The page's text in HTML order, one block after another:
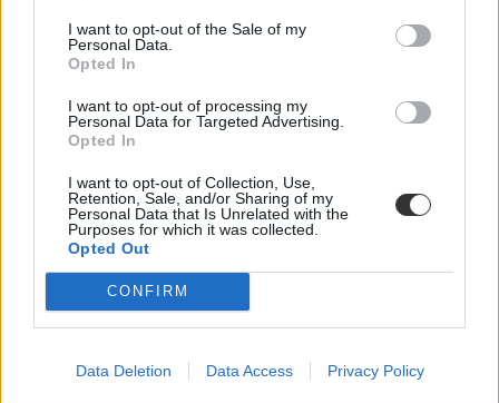
I want to opt-out of the Sale of my
Personal Data.
Opted In
I want to opt-out of processing my
Personal Data for Targeted Advertising.
Opted In
I want to opt-out of Collection, Use,
Retention, Sale, and/or Sharing of my
Personal Data that Is Unrelated with the
Purposes for which it was collected.
Opted Out
CONFIRM
Data Deletion Data Access Privacy Policy
kulturális programok